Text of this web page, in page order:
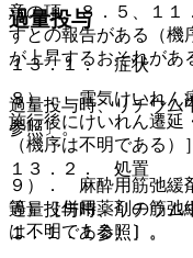
過量投与
１３．１． 症状
過量投与時、リチウム
参照〕。
１３．２． 処置
過量投与時、リチウム
１．１．１参照〕。
意の項、８．５、１１
すとの報告がある（機
が上昇するおそれがあ
８）． 電気けいれん
施行後にけいれん遷延
（機序は不明である）
９）． 麻酔用筋弛緩
等）［併用薬剤の筋弛
は不明である）］。